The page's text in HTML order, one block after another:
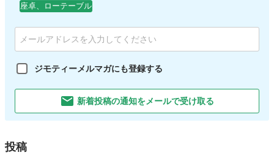
座卓、ローテーブル
ジモティーメルマガにも登録する
新着投稿の通知をメールで受け取る
投稿